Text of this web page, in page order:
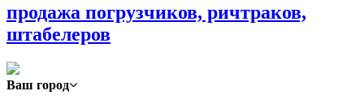
продажа погрузчиков, ричтраков,
штабелеров
Ваш город